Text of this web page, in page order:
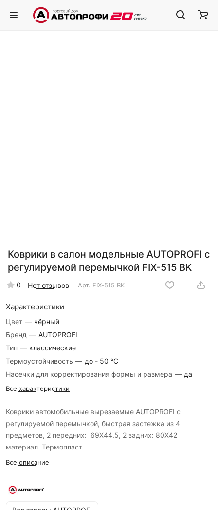
Коврики в салон модельные AUTOPROFI с
регулируемой перемычкой FIX-515 BK
0 Нет отзывов Арт. FIX-515 BK
Характеристики
Цвет — чёрный
Бренд — AUTOPROFI
Тип — классические
Термоустойчивость — до - 50 °С
Насечки для корректирования формы и размера — да
Все характеристики
Коврики автомобильные вырезаемые AUTOPROFI с
регулируемой перемычкой, быстрая застежка из 4
предметов, 2 передних: 69X44.5, 2 задних: 80X42
материал Термопласт
Все описание